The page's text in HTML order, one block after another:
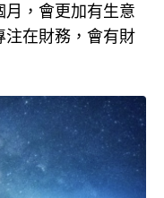
，會更加有生意
注在財務，會有財